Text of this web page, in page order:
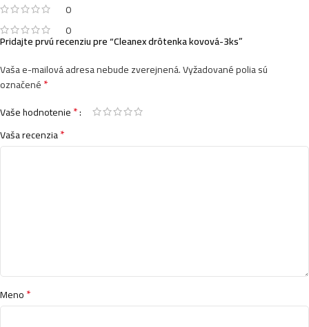
0
0
Pridajte prvú recenziu pre “Cleanex drôtenka kovová-3ks”
Vaša e-mailová adresa nebude zverejnená.Vyžadované polia sú
označené*
Vaše hodnotenie*
Vaša recenzia*
Meno*